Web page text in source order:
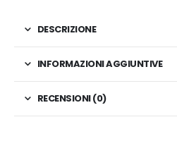
DESCRIZIONE
INFORMAZIONI AGGIUNTIVE
RECENSIONI (0)